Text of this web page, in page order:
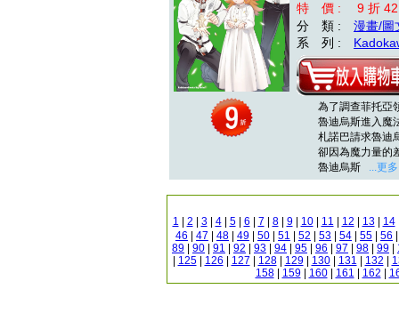
特 價 : 9 折
分 類 : 漫畫/圖
系 列 :
為了調查菲托亞
魯迪烏斯進入魔
札諾巴請求魯迪烏
卻因為魔力量的差
魯迪烏斯 ...更多
1 2 3| 4| 5| 6 7 8| 9| 10| 11 12 13| 14
46
47 48 49 50 51 52 53 54 55 56
89
90 91 92 93 94 95 96 97 98 99
125| 126 127 128| 129| 130| 131 132
158| 159| 160| 161 162